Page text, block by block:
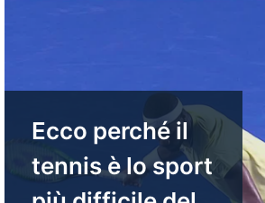
Ecco perché il
tennis è lo sport